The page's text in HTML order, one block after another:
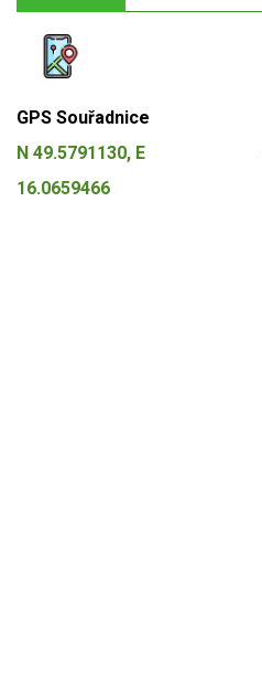
GPS Souřadnice
N 49.5791130, E
16.0659466